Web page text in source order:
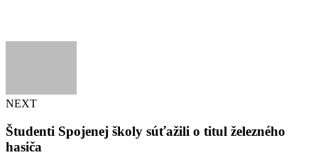
NEXT
Študenti Spojenej školy súťažili o titul železného
hasiča